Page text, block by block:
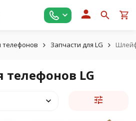
телефонов Запчасти для LG
LG